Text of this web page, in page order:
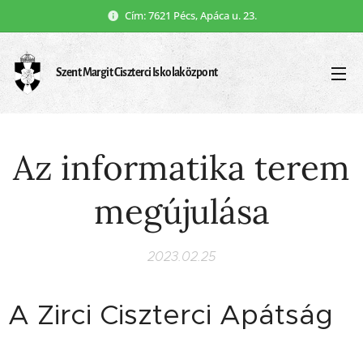
Cím: 7621 Pécs, Apáca u. 23.
Szent Margit Ciszterci Iskolaközpont
Az informatika terem
megújulása
2023.02.25
A Zirci Ciszterci Apátság